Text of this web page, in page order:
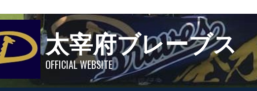
太宰府ブレーブス
OFFICIAL WEBSITE